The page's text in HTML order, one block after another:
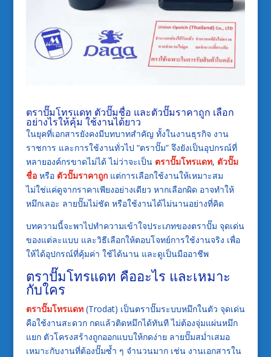
ตราปั๊มโทรแดท ตัวปั๊มชื่อ และตัวปั๊มราคาถูก เลือก
อย่างไรให้คุ้ม ใช้งานได้ยาว
ในยุคที่เอกสารยังคงมีบทบาทสำคัญ ทั้งในงานธุรกิจ งาน
ราชการ และการใช้งานทั่วไป “ตราปั๊ม” จึงยังเป็นอุปกรณ์ที่
หลายองค์กรขาดไม่ได้ ไม่ว่าจะเป็น ตราปั๊มโทรแดท, ตัวปั๊ม
ชื่อหรือ ตัวปั๊มราคาถูกแต่การเลือกใช้งานให้เหมาะสม
ไม่ใช่แค่ดูจากราคาเพียงอย่างเดียว หากเลือกผิด อาจทำให้
หมึกเลอะ ลายปั๊มไม่ชัด หรือใช้งานได้ไม่นานอย่างที่คิด
บทความนี้จะพาไปทำความเข้าใจประเภทของตราปั๊ม จุดเด่น
ของแต่ละแบบ และวิธีเลือกให้ตอบโจทย์การใช้งานจริง เพื่อ
ให้ได้อุปกรณ์ที่คุ้มค่า ใช้ได้นาน และดูเป็นมืออาชีพ
ตราปั๊มโทรแดท คืออะไร และเหมาะ
กับใคร
ตราปั๊มโทรแดท (Trodat) เป็นตราปั๊มระบบหมึกในตัว จุดเด่น
คือใช้งานสะดวก กดแล้วติดหมึกได้ทันที ไม่ต้องจุ่มแผ่นหมึก
แยก ตัวโครงสร้างถูกออกแบบให้กดง่าย ลายปั๊มสม่ำเสมอ
เหมาะกับงานที่ต้องปั๊มซ้ำ ๆ จำนวนมาก เช่น งานเอกสารใน